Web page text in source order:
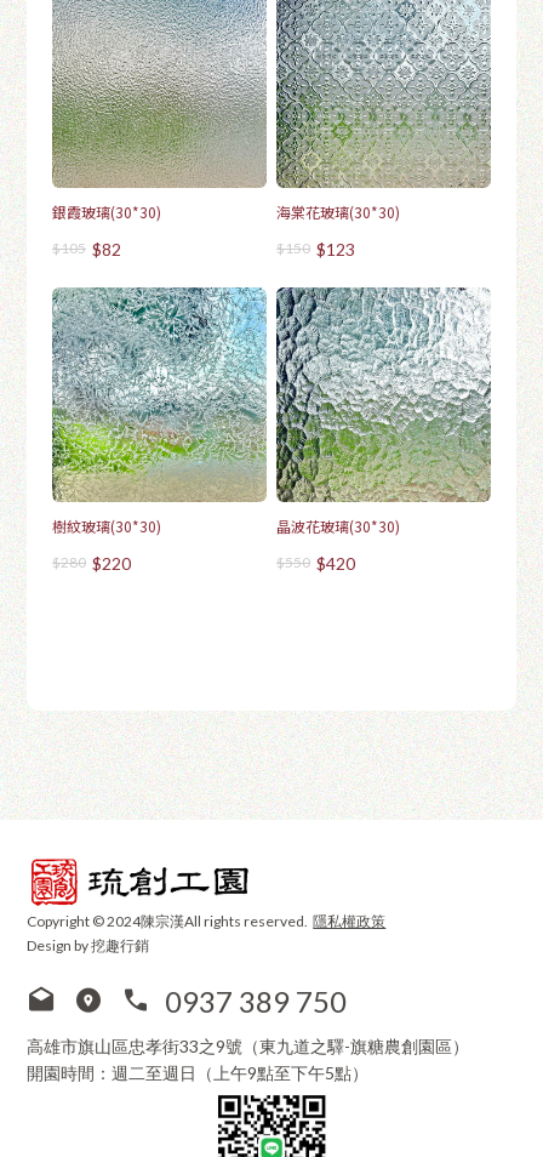
銀霞玻璃(30*30)
$105 $82
海棠花玻璃(30*30)
$150 $123
樹紋玻璃(30*30)
$280 $220
晶波花玻璃(30*30)
$550 $420
Copyright © 2024陳宗漢All rights reserved.隱私權政策
Design by 挖趣行銷
0937 389 750
高雄市旗山區忠孝街33之9號（東九道之驛-旗糖農創園區）
開園時間：週二至週日（上午9點至下午5點）